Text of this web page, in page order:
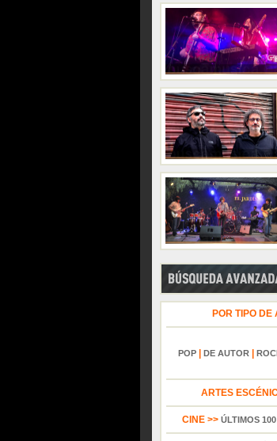
POR TIPO DE
POP| DE AUTOR|
ARTES
CINE >> ÚLTIMOS 100